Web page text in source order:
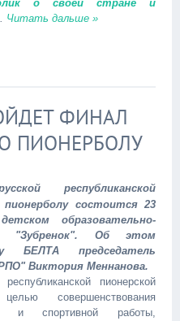
о своей стране и
Читать дальше »
ФИНАЛ
ПИОНЕРБОЛУ
республиканской
пионерболу состоится 23
образовательно-
"Зубренок". Об этом
БЕЛТА председатель
Виктория Меннанова.
пионерской
совершенствования
и спортивной работы,